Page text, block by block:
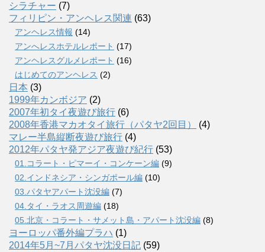
シラチャー (7)
フィリピン・アンヘレス関連 (63)
アンヘレス情報 (14)
アンへレスホテルレポート (17)
アンヘレスグルメレポート (16)
はじめてのアンヘレス (2)
日本 (3)
1999年カンボジア (2)
2007年初タイ夜遊び旅行 (6)
2008年香港マカオタイ旅行（パタヤ2回目）
(4)
マレー半島縦断夜遊び旅行 (4)
2012年パタヤ発アジア夜遊び紀行 (53)
01.コラート・ピマーイ・コンケーン編 (9)
02.インドネシア・シンガポール編 (10)
03.パタヤアパート沈没編 (7)
04.タイ・ラオス周遊編 (18)
05.北京・コラート・サメット島・アパート沈没編 (8)
ヨーロッパ番外編プラハ (1)
2014年5月~7月パタヤ沈没日記 (59)